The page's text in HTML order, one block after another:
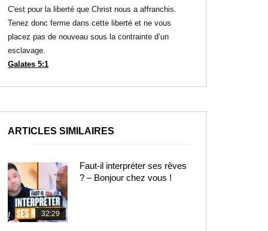
C'est pour la liberté que Christ nous a affranchis.
Tenez donc ferme dans cette liberté et ne vous
placez pas de nouveau sous la contrainte d’un
esclavage.
Galates 5:1
ARTICLES SIMILAIRES
32:29
Faut-il interpréter ses rêves
? – Bonjour chez vous !